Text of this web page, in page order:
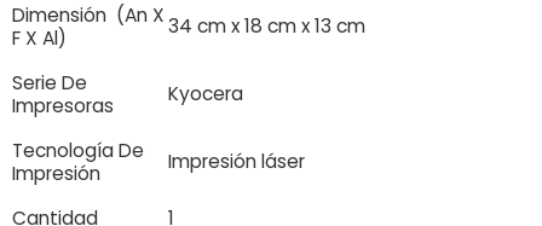
Dimensión (An X
F X Al)
34 cm x 18 cm x 13 cm
Serie De
Impresoras
Kyocera
Tecnología De
Impresión
Impresión láser
Cantidad 1